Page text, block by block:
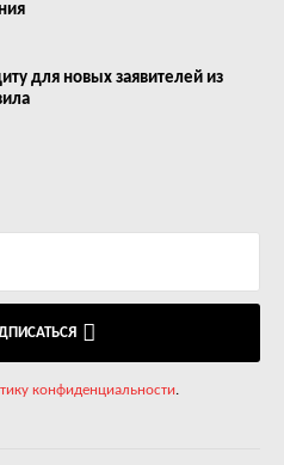
для новых заявителей из
конфиденциальности.